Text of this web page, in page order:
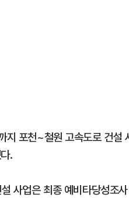
지 포천~철원 고속도로 건
.
사업은 최종 예비타당성조